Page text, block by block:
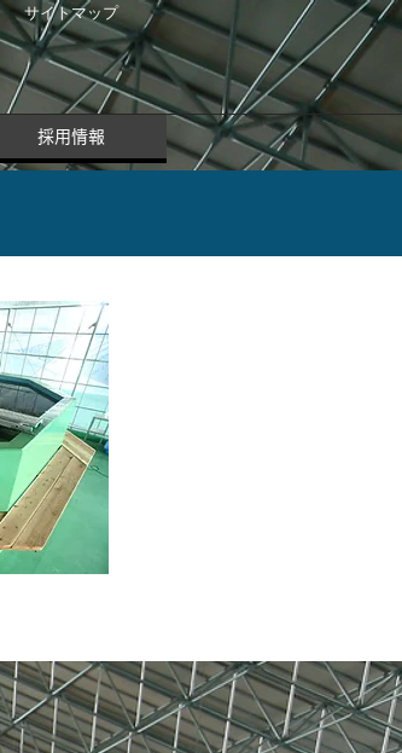
サイトマップ
採用情報